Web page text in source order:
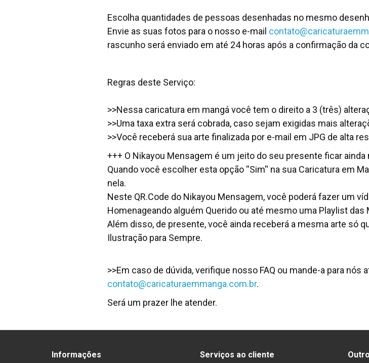
Escolha quantidades de pessoas desenhadas no mesmo
Envie as suas fotos para o nosso e-mail
rascunho será enviado em até 24 horas após a confirmação da
Regras deste Serviço:
>>Nessa caricatura em mangá você tem o direito a 3 (três)
>>Uma taxa extra será cobrada, caso sejam exigidas mais
>>Você receberá sua arte finalizada por e-mail em JPG de alta
+++ O Nikayou Mensagem é um jeito do seu presente ficar ainda
Quando você escolher esta opção ''Sim'' na sua Caricatura em
nela.
Neste QR.Code do Nikayou Mensagem, você poderá fazer um
Homenageando alguém Querido ou até mesmo uma Playlist
Além disso, de presente, você ainda receberá a mesma arte só
Ilustração para Sempre.
>>Em caso de dúvida, verifique nosso FAQ ou mande-a para nós
contato@caricaturaemmanga.com.br.
Será um prazer lhe atender.
Informações Serviços ao cliente